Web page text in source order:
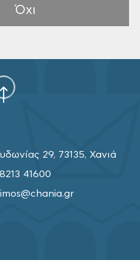
Όχι
29, 73135, Χανιά
41600